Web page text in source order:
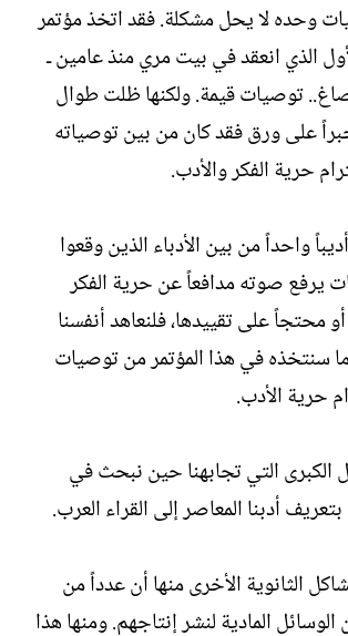
وحده لا يحل مشكلة. فقد اتخذ مؤتمر
الذي انعقد في بيت مري منذ عامين ـ
توصيات قيمة. ولكنها ظلت طوال
على ورق فقد كان من بين توصياته
حرية الفكر والأدب.‏
واحداً من بين الأدباء الذين وقعوا
يرفع صوته مدافعاً عن حرية الفكر
محتجاً على تقييدها، فلنعاهد أنفسنا
سنتخذه في هذا المؤتمر من توصيات
حرية الأدب.‏
الكبرى التي تجابهنا حين نبحث في
أدبنا المعاصر إلى القراء العرب.‏
الثانوية الأخرى منها أن عدداً من
الوسائل المادية لنشر إنتاجهم. ومنها هذا